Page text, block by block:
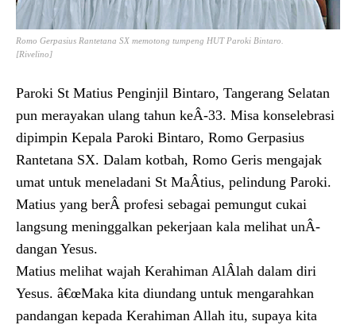
Romo Gerpasius Rantetana SX memotong tumpeng HUT Paroki Bintaro.
[Rivelino]
Paroki St Matius Penginjil Bintaro, Tangerang Selatan
pun merayakan ulang tahun keÂ­-33. Misa konselebrasi
dipimpin Kepala Paroki Bintaro, Romo Gerpasius
Rantetana SX. Dalam kotbah, Romo Geris mengajak
umat untuk meneladani St MaÂ­tius, pelindung Paroki.
Matius yang berÂ­ profesi sebagai pemungut cukai
langsung meninggalkan pekerjaan kala melihat unÂ­
dangan Yesus.
Matius melihat wajah Kerahiman AlÂ­lah dalam diri
Yesus. â€œMaka kita diundang untuk mengarahkan
pandangan kepada Kerahiman Allah itu, supaya kita